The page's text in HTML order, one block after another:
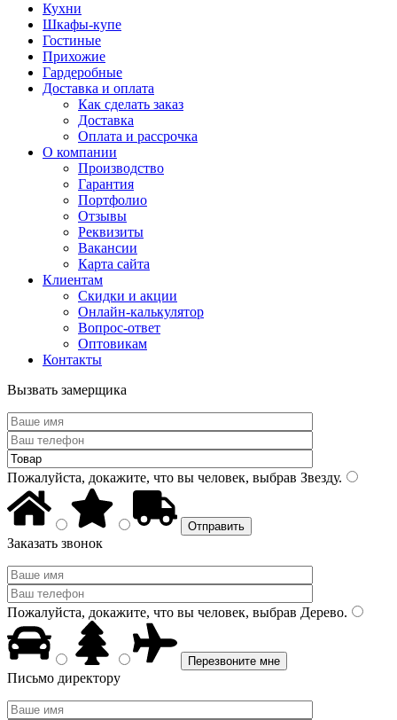
Кухни
Шкафы-купе
Гостиные
Прихожие
Гардеробные
Доставка и оплата
Как сделать заказ
Доставка
Оплата и рассрочка
О компании
Производство
Гарантия
Портфолио
Отзывы
Реквизиты
Вакансии
Карта сайта
Клиентам
Скидки и акции
Онлайн-калькулятор
Вопрос-ответ
Оптовикам
Контакты
Вызвать замерщика
Пожалуйста, докажите, что вы человек, выбрав Звезду.
Заказать звонок
Пожалуйста, докажите, что вы человек, выбрав Дерево.
Письмо директору